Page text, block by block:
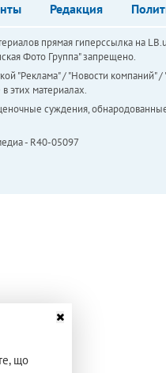
Редакция
прямая гиперссылка на
Фото Группа" запрещено.
"Реклама" / "Новости компаний"
этих материалах.
суждения,
- R40-05097
що